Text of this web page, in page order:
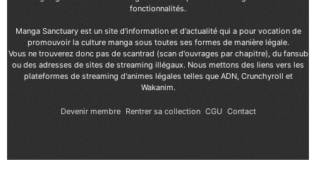
fonctionnalités.
Manga Sanctuary est un site d'information et d'actualité qui a pour vocation de
promouvoir la culture manga sous toutes ses formes de manière légale.
Vous ne trouverez donc pas de scantrad (scan d'ouvrages par chapitre), du fansub
ou des adresses de sites de streaming illégaux. Nous mettons des liens vers les
plateformes de streaming d'animes légales telles que ADN, Crunchyroll et
Wakanim.
Devenir membre Rentrer sa collection CGU Contact